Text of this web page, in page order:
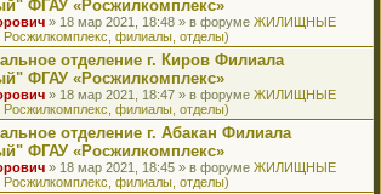
ФГАУ «Росжилкомплекс»
» 18 мар 2021, 18:48 » в форуме ЖИЛИЩНЫЕ
филиалы, отделы)
отделение г. Киров Филиала
ФГАУ «Росжилкомплекс»
» 18 мар 2021, 18:47 » в форуме ЖИЛИЩНЫЕ
филиалы, отделы)
отделение г. Абакан Филиала
ФГАУ «Росжилкомплекс»
» 18 мар 2021, 18:45 » в форуме ЖИЛИЩНЫЕ
филиалы, отделы)